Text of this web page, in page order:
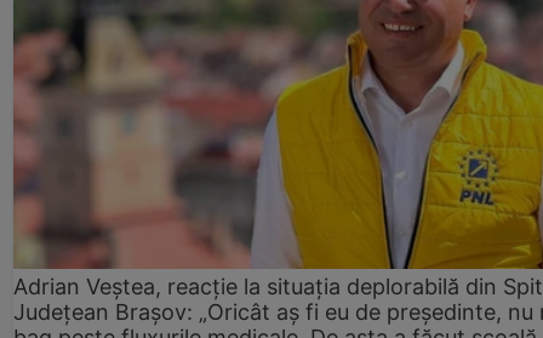
Adrian Veștea, reacție la situația deplorabilă din
Județean Brașov: „Oricât aș fi eu de președinte, nu